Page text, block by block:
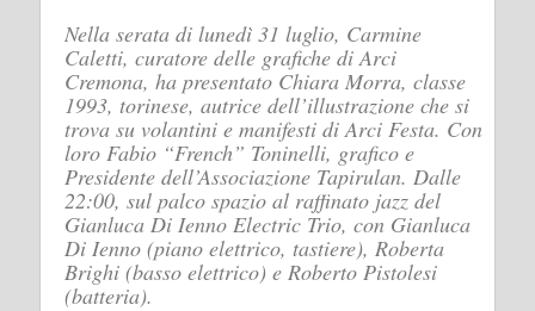
Nella serata di lunedì 31 luglio, Carmine
Caletti, curatore delle grafiche di Arci
Cremona, ha presentato Chiara Morra, classe
1993, torinese, autrice dell’illustrazione che si
trova su volantini e manifesti di Arci Festa. Con
loro Fabio “French” Toninelli, grafico e
Presidente dell’Associazione Tapirulan. Dalle
22:00, sul palco spazio al raffinato jazz del
Gianluca Di Ienno Electric Trio, con Gianluca
Di Ienno (piano elettrico, tastiere), Roberta
Brighi (basso elettrico) e Roberto Pistolesi
(batteria).